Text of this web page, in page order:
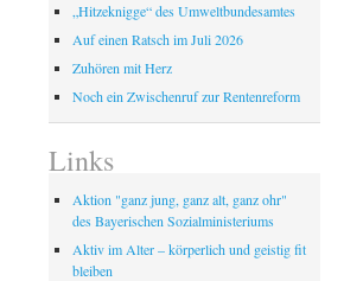
„Hitzeknigge“ des Umweltbundesamtes
Auf einen Ratsch im Juli 2026
Zuhören mit Herz
Noch ein Zwischenruf zur Rentenreform
Links
Aktion "ganz jung, ganz alt, ganz ohr"
des Bayerischen Sozialministeriums
Aktiv im Alter – körperlich und geistig fit
bleiben